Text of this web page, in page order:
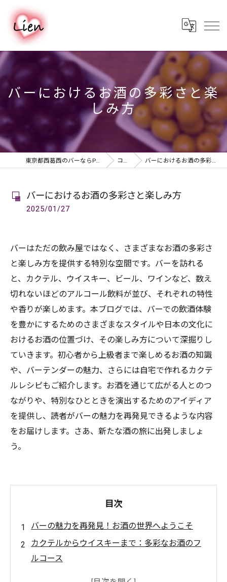
バーにおけるお酒の多彩さと楽
しみ方
東京都西葛西のバーならPUB & BAR Lien コラム バーにおけるお酒の多彩さと楽しみ方
バーにおけるお酒の多彩さと楽しみ方
2025/01/27
バーはただの飲み屋ではなく、さまざまなお酒の多彩さ
と楽しみ方を提供する特別な空間です。バーを訪れる
と、カクテル、ウイスキー、ビール、ワインなど、数え
切れないほどのアルコール飲料が並び、それぞれの特性
や香りが楽しめます。本ブログでは、バーでの飲酒体験
を豊かにするためのさまざまなスタイルや日本の文化に
おけるお酒の位置づけ、その楽しみ方について深掘りし
ていきます。初心者から上級者まで楽しめるお酒の知識
や、バーテンダーの魅力、さらには自宅で作れるカクテ
ルレシピもご紹介します。お酒を通じて広がる人とのつ
ながりや、特別なひとときを演出するためのアイディア
を提供し、読者がバーの魅力を再発見できるような内容
をお届けします。さあ、新たな酒の旅に出発しましょ
う。
目次
バーの魅力を再発見！お酒の世界へようこそ
カクテルからウイスキーまで：多彩なお酒のフ
ルコース
初心者でも楽しめる！バーでの飲み方ガイド